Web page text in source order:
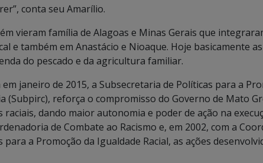
conta seu Amarílio.
vieram família de Alagoas e Minas Gerais que
e também em Anastácio e Nioaque. Hoje basicamente
do pescado e da agricultura familiar.
em janeiro de 2015, a Subsecretaria de Políticas para a
(Subpirc), reforça o compromisso do Governo de Mato
raciais, dando maior autonomia e poder de ação na
de Combate ao Racismo e, em 2002, com a
para a Promoção da Igualdade Racial, as ações